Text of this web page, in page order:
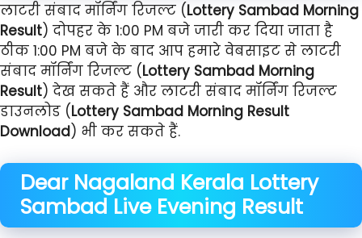
लाटरी संबाद मॉर्निंग रिजल्ट (Lottery Sambad Morning
Result) दोपहर के 1:00 PM बजे जारी कर दिया जाता है
ठीक 1:00 PM बजे के बाद आप हमारे वेबसाइट से लाटरी
संबाद मॉर्निंग रिजल्ट (Lottery Sambad Morning
Result) देख सकते हैं और लाटरी संबाद मॉर्निंग रिजल्ट
डाउनलोड (Lottery Sambad Morning Result
Download) भी कर सकते हैं.
Dear Nagaland Kerala Lottery
Sambad Live Evening Result